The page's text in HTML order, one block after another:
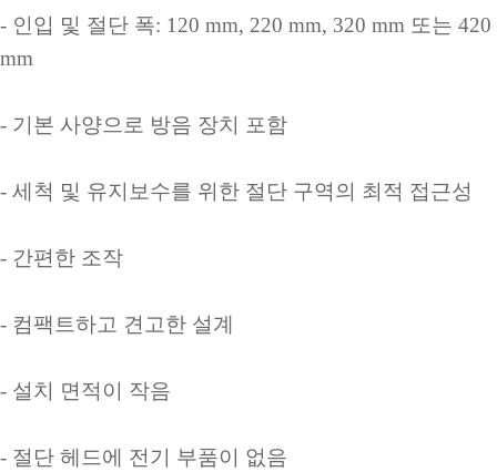
- 인입 및 절단 폭: 120 mm, 220 mm, 320 mm 또는 420
mm
- 기본 사양으로 방음 장치 포함
- 세척 및 유지보수를 위한 절단 구역의 최적 접근성
- 간편한 조작
- 컴팩트하고 견고한 설계
- 설치 면적이 작음
- 절단 헤드에 전기 부품이 없음